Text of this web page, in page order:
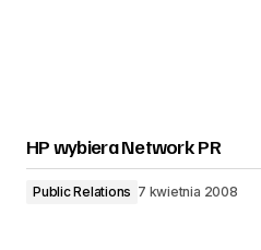
HP wybiera Network PR
Public Relations 7 kwietnia 2008